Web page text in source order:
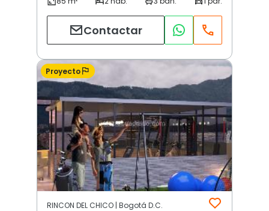
Contactar
Proyecto
RINCON DEL CHICO | Bogotá D.C.